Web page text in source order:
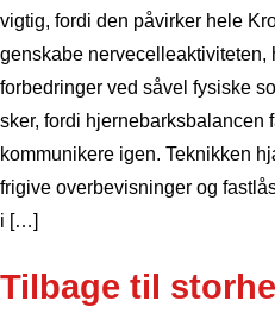
vigtig, fordi den påvirker hele
genskabe nervecelleaktiviteten,
forbedringer ved såvel fysiske
sker, fordi hjernebarksbalancen
kommunikere igen. Teknikken
frigive overbevisninger og
i […]
Tilbage til